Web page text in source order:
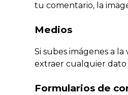
tu comentario, la
Medios
Si subes imágenes a
extraer cualquier dato
Formularios de